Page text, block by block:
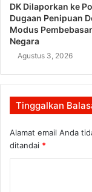
DK Dilaporkan ke
Dugaan Penipuan
Modus
Negara
Agustus 3, 2026
Tinggalkan
Alamat email Anda
ditandai *